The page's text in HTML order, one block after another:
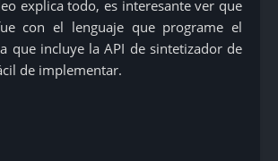
explica todo, es interesante ver que
con el lenguaje que programe el
que incluye la API de sintetizador de
de implementar.